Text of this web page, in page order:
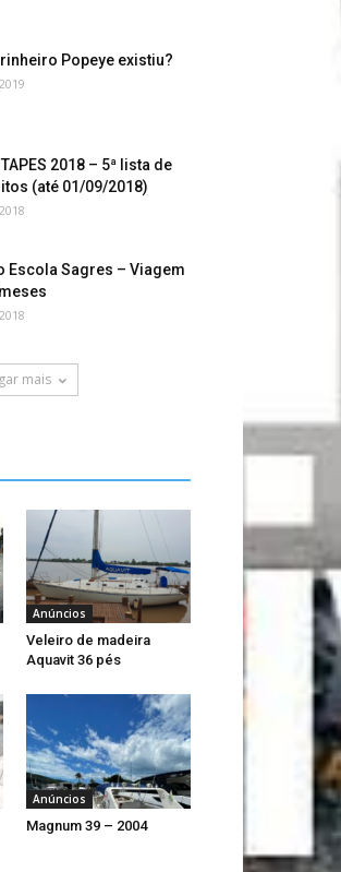
Popeye existiu?
2018 – 5ª lista de
(até 01/09/2018)
Escola Sagres – Viagem
mais
Anúncios
Veleiro de madeira
Aquavit 36 pés
Anúncios
Magnum 39 – 2004